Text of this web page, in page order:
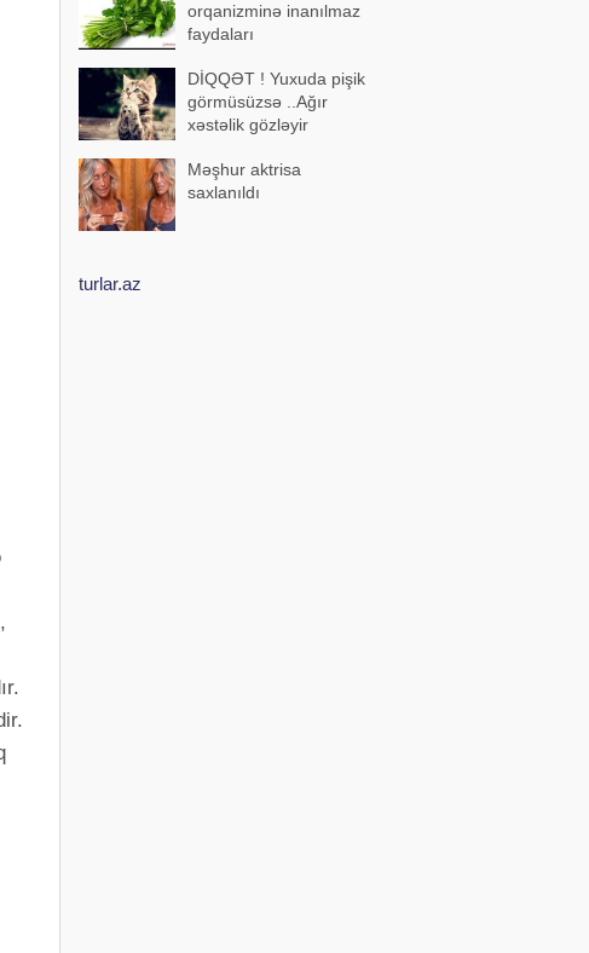
orqanizminə inanılmaz
faydaları
DİQQƏT ! Yuxuda pişik
görmüsüzsə ..Ağır
xəstəlik gözləyir
Məşhur aktrisa
saxlanıldı
turlar.az